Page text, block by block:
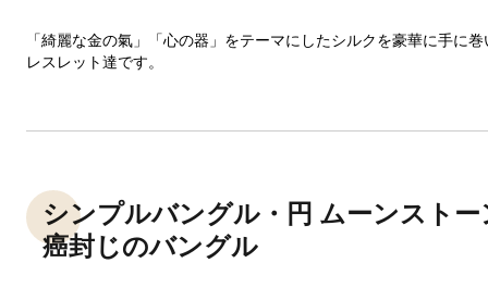
「綺麗な金の氣」「心の器」をテーマにしたシルクを豪華に手に
レスレット達です。
シンプルバングル・円 ムーンスト
癌封じのバングル